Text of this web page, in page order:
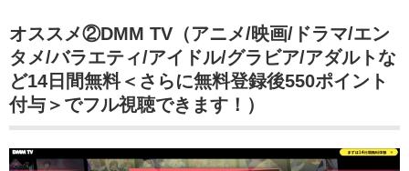
オススメ②DMM TV（アニメ/映画/ドラマ/エン
タメ/バラエティ/アイドル/グラビア/アダルトな
ど14日間無料＜さらに無料登録後550ポイント
付与＞でフル視聴できます！）